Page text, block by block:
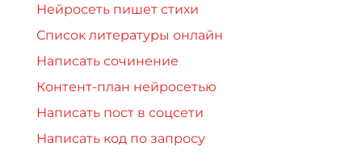
Нейросеть пишет стихи
Список литературы онлайн
Написать сочинение
Контент-план нейросетью
Написать пост в соцсети
Написать код по запросу